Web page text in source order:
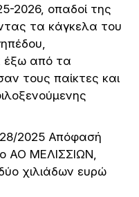
2026, οπαδοί της
τα κάγκελα του
έξω από τα
τους παίκτες και
28/2025 Απόφασή
ΑΟ ΜΕΛΙΣΣΙΩΝ,
χιλιάδων ευρώ